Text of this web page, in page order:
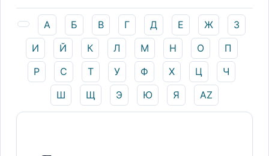
А Б В Г Д Е Ж
З
И
Й К Л М Н О
П
Р
С Т У Ф Х Ц
Ч
Ш
Щ Э Ю Я AZ